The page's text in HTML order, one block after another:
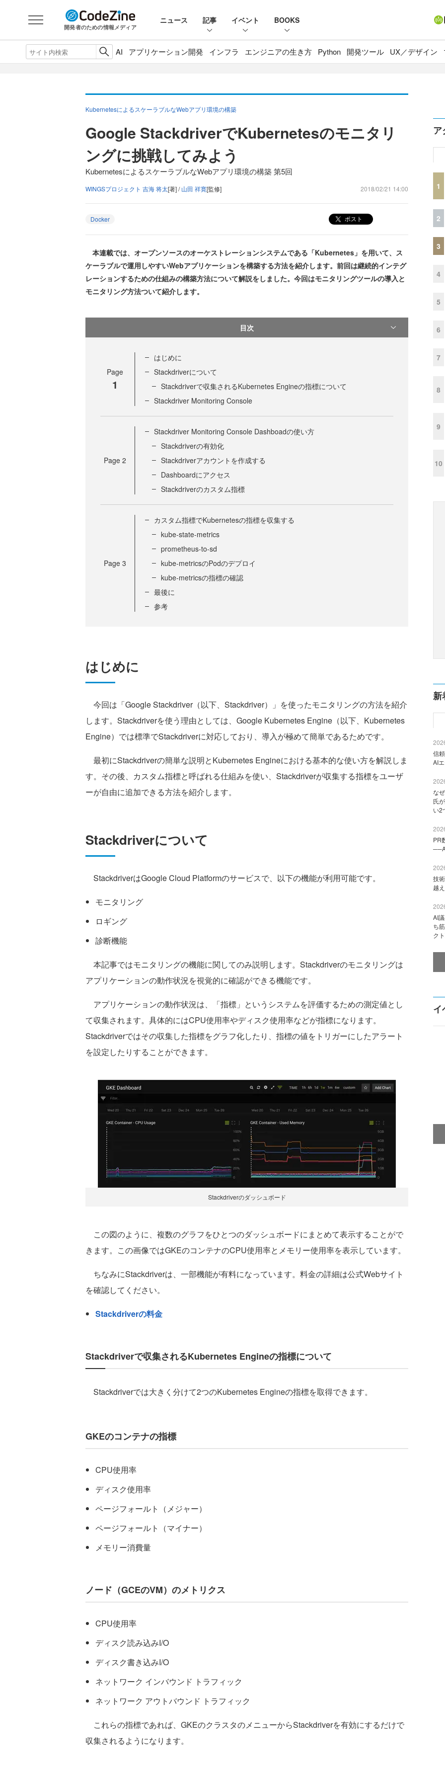
開発者のための情報メディア
ニュース 記事 イベント BOOKS
AI アプリケーション開発 インフラ エンジニアの生き方 Python 開発ツール UX／デザイン
KubernetesによるスケーラブルなWebアプリ環境の構築
Google StackdriverでKubernetesのモニタリ
ングに挑戦してみよう
KubernetesによるスケーラブルなWebアプリ環境の構築 第5回
WINGSプロジェクト 吉海 将太[著] /山田 祥寛[監修] 2018/02/21 14:00
Docker ポスト
本連載では、オープンソースのオーケストレーションシステムである「Kubernetes」を用いて、ス
ケーラブルで運用しやすいWebアプリケーションを構築する方法を紹介します。前回は継続的インテグ
レーションするための仕組みの構築方法について解説をしました。今回はモニタリングツールの導入と
モニタリング方法ついて紹介します。
目次
Page
1
はじめに
Stackdriverについて
Stackdriverで収集されるKubernetes Engineの指標について
Stackdriver Monitoring Console
Page 2
Stackdriver Monitoring Console Dashboadの使い方
Stackdriverの有効化
Stackdriverアカウントを作成する
Dashboardにアクセス
Stackdriverのカスタム指標
Page 3
カスタム指標でKubernetesの指標を収集する
kube-state-metrics
prometheus-to-sd
kube-metricsのPodのデプロイ
kube-metricsの指標の確認
最後に
参考
はじめに
今回は「Google Stackdriver（以下、Stackdriver）」を使ったモニタリングの方法を紹介
します。Stackdriverを使う理由としては、Google Kubernetes Engine（以下、Kubernetes
Engine）では標準でStackdriverに対応しており、導入が極めて簡単であるためです。
最初にStackdriverの簡単な説明とKubernetes Engineにおける基本的な使い方を解説しま
す。その後、カスタム指標と呼ばれる仕組みを使い、Stackdriverが収集する指標をユーザ
ーが自由に追加できる方法を紹介します。
Stackdriverについて
StackdriverはGoogle Cloud Platformのサービスで、以下の機能が利用可能です。
モニタリング
ロギング
診断機能
本記事ではモニタリングの機能に関してのみ説明します。Stackdriverのモニタリングは
アプリケーションの動作状況を視覚的に確認ができる機能です。
アプリケーションの動作状況は、「指標」というシステムを評価するための測定値とし
て収集されます。具体的にはCPU使用率やディスク使用率などが指標になります。
Stackdriverではその収集した指標をグラフ化したり、指標の値をトリガーにしたアラート
を設定したりすることができます。
Stackdriverのダッシュボード
この図のように、複数のグラフをひとつのダッシュボードにまとめて表示することがで
きます。この画像ではGKEのコンテナのCPU使用率とメモリー使用率を表示しています。
ちなみにStackdriverは、一部機能が有料になっています。料金の詳細は公式Webサイト
を確認してください。
Stackdriverの料金
Stackdriverで収集されるKubernetes Engineの指標について
Stackdriverでは大きく分けて2つのKubernetes Engineの指標を取得できます。
GKEのコンテナの指標
CPU使用率
ディスク使用率
ページフォールト（メジャー）
ページフォールト（マイナー）
メモリー消費量
ノード（GCEのVM）のメトリクス
CPU使用率
ディスク読み込みI/O
ディスク書き込みI/O
ネットワーク インバウンド トラフィック
ネットワーク アウトバウンド トラフィック
これらの指標であれば、GKEのクラスタのメニューからStackdriverを有効にするだけで
収集されるようになります。
ア
1
2
3
4
5
6
7
8
9
10
新
信
AI
な
氏
い2
PR
技
越
AI
ち
ク
イ